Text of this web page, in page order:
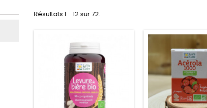
Résultats 1 - 12 sur 72.